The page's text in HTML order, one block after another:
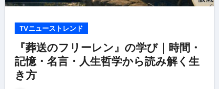
TVニューストレンド
『葬送のフリーレン』の学び｜時間・
記憶・名言・人生哲学から読み解く生
き方